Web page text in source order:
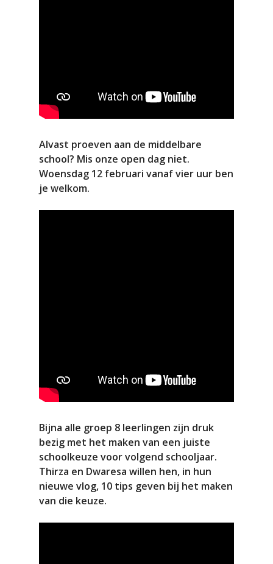
Alvast proeven aan de middelbare
school? Mis onze open dag niet.
Woensdag 12 februari vanaf vier uur ben
je welkom.
Bijna alle groep 8 leerlingen zijn druk
bezig met het maken van een juiste
schoolkeuze voor volgend schooljaar.
Thirza en Dwaresa willen hen, in hun
nieuwe vlog, 10 tips geven bij het maken
van die keuze.